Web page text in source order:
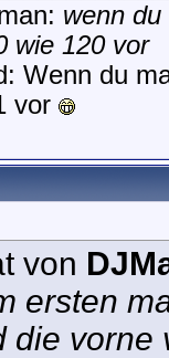
wenn
wie 120 vor
Wenn du
vor
von
ersten
die vorne